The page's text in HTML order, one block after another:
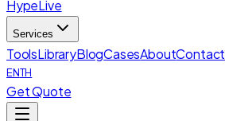
HypeLive
Services
ToolsLibraryBlogCasesAboutContact
ENTH
Get Quote